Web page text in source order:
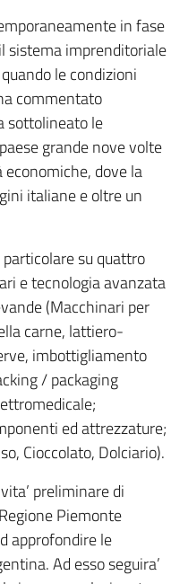
in fase
sistema imprenditoriale
le condizioni
commentato
sottolineato le
grande nove volte
economiche, dove la
italiane e oltre un
su quattro
e tecnologia avanzata
(Macchinari per
carne, lattiero-
imbottigliamento
/ packaging
ed attrezzature;
Cioccolato, Dolciario).
preliminare di
Piemonte
approfondire le
Ad esso seguira’